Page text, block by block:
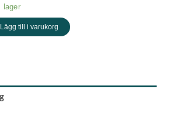
lager
Lägg till i varukorg